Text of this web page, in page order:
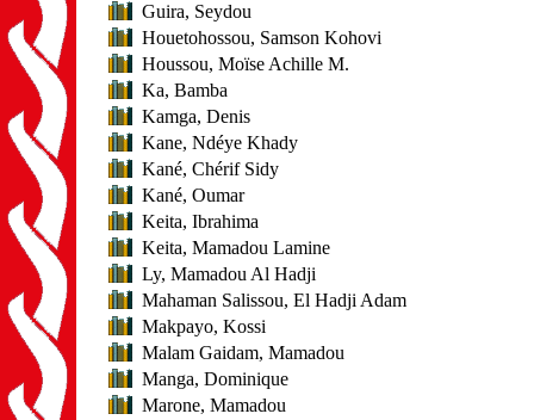
Guira, Seydou
Houetohossou, Samson Kohovi
Houssou, Moïse Achille M.
Ka, Bamba
Kamga, Denis
Kane, Ndéye Khady
Kané, Chérif Sidy
Kané, Oumar
Keita, Ibrahima
Keita, Mamadou Lamine
Ly, Mamadou Al Hadji
Mahaman Salissou, El Hadji Adam
Makpayo, Kossi
Malam Gaidam, Mamadou
Manga, Dominique
Marone, Mamadou